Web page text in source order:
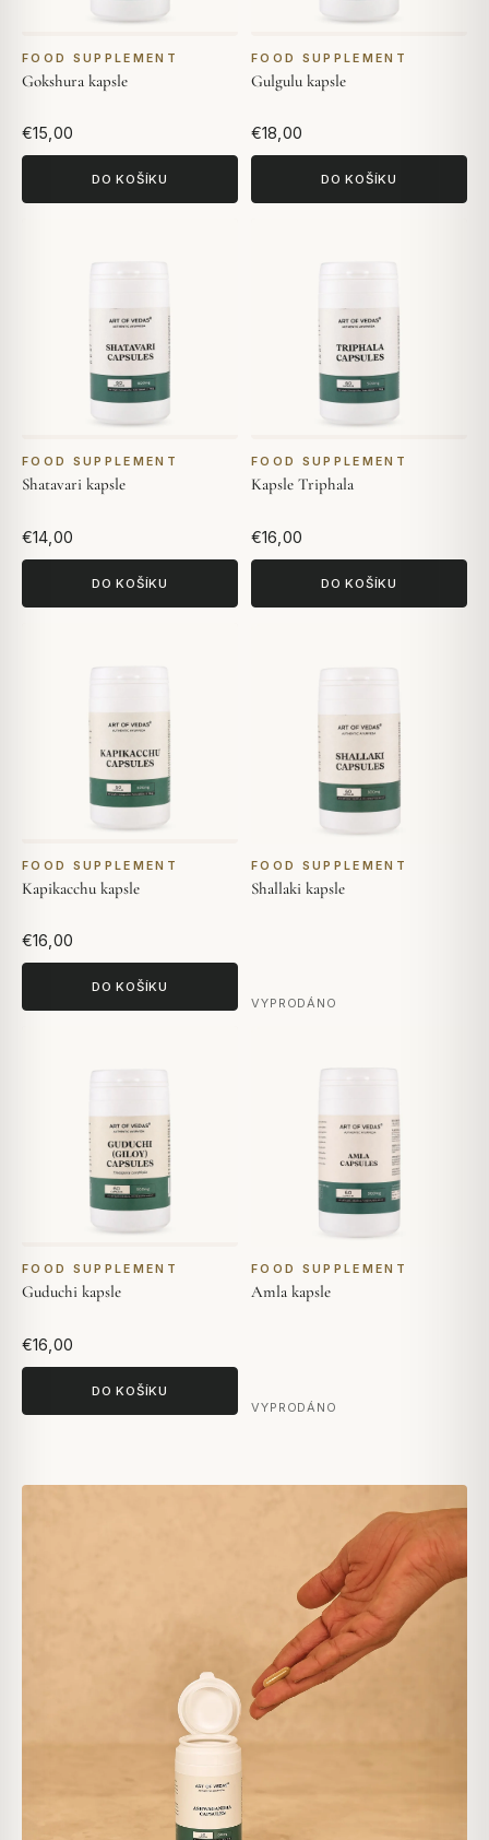
FOOD SUPPLEMENT
Gokshura kapsle
€15,00
DO KOŠÍKU
FOOD SUPPLEMENT
Gulgulu kapsle
€18,00
DO KOŠÍKU
FOOD SUPPLEMENT
Shatavari kapsle
€14,00
DO KOŠÍKU
FOOD SUPPLEMENT
Kapsle Triphala
€16,00
DO KOŠÍKU
FOOD SUPPLEMENT
Kapikacchu kapsle
€16,00
DO KOŠÍKU
FOOD SUPPLEMENT
Shallaki kapsle
VYPRODÁNO
FOOD SUPPLEMENT
Guduchi kapsle
€16,00
DO KOŠÍKU
FOOD SUPPLEMENT
Amla kapsle
VYPRODÁNO